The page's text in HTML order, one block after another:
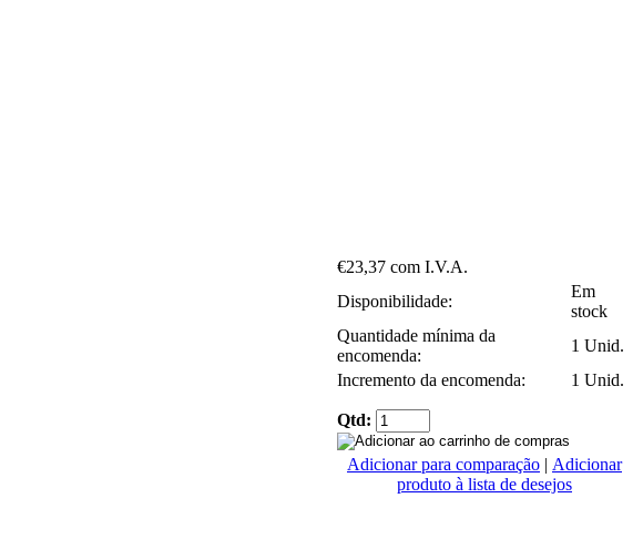
€23,37 com I.V.A.
Disponibilidade:
Em
stock
Quantidade mínima da
encomenda:
1 Unid.
Incremento da encomenda:
1 Unid.
Qtd:
Adicionar para comparação | Adicionar
produto à lista de desejos